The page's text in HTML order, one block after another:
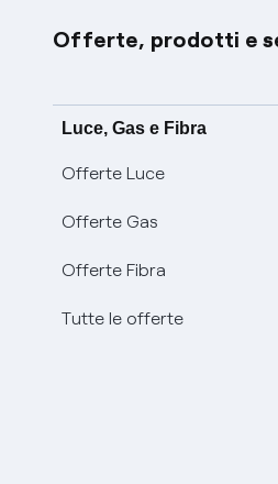
Offerte, prodotti e
Luce, Gas e Fibra
Offerte Luce
Offerte Gas
Offerte Fibra
Tutte le offerte